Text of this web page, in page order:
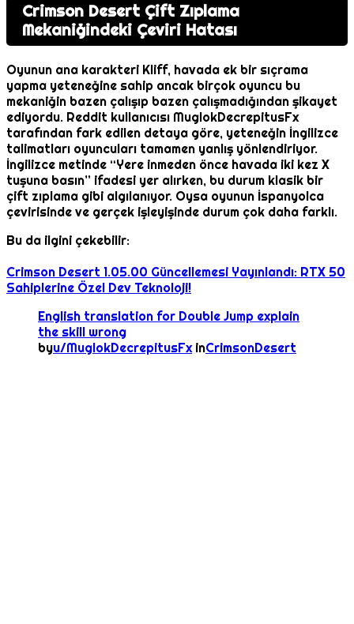
Crimson Desert Çift Zıplama
Mekaniğindeki Çeviri Hatası
Oyunun ana karakteri Kliff, havada ek bir sıçrama
yapma yeteneğine sahip ancak birçok oyuncu bu
mekaniğin bazen çalışıp bazen çalışmadığından şikayet
ediyordu. Reddit kullanıcısı MuglokDecrepitusFx
tarafından fark edilen detaya göre, yeteneğin İngilizce
talimatları oyuncuları tamamen yanlış yönlendiriyor.
İngilizce metinde “Yere inmeden önce havada iki kez X
tuşuna basın” ifadesi yer alırken, bu durum klasik bir
çift zıplama gibi algılanıyor. Oysa oyunun İspanyolca
çevirisinde ve gerçek işleyişinde durum çok daha farklı.
Bu da ilgini çekebilir:
Crimson Desert 1.05.00 Güncellemesi Yayınlandı: RTX 50
Sahiplerine Özel Dev Teknoloji!
English translation for Double Jump explain
the skill wrong
byu/MuglokDecrepitusFxinCrimsonDesert